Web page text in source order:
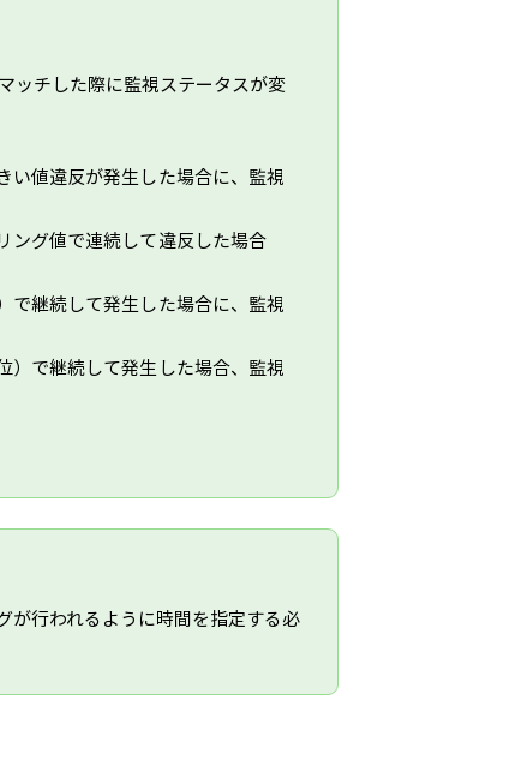
ッチした際に監視ステータスが変
い値違反が発生した場合に、監視
ング値で連続して違反した場合
で継続して発生した場合に、監視
）で継続して発生した場合、監視
が行われるように時間を指定する必